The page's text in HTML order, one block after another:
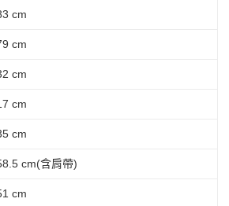
cm
cm
cm
cm
cm
cm(含肩帶)
cm